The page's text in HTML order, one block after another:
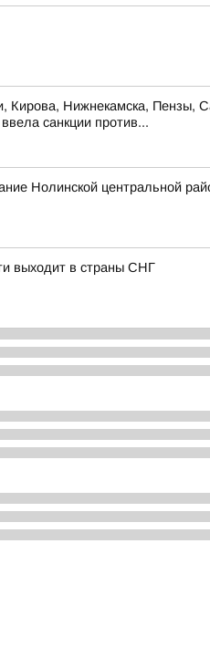
Кирова, Нижнекамска,
санкции против...
Нолинской центральной
выходит в страны СНГ